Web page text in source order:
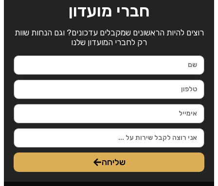
חברי מועדון
רוצים להיות הראשונים שמקבלים עדכונים? וגם הנחות שוות
רק לחברי המועדון שלנו
שליחה